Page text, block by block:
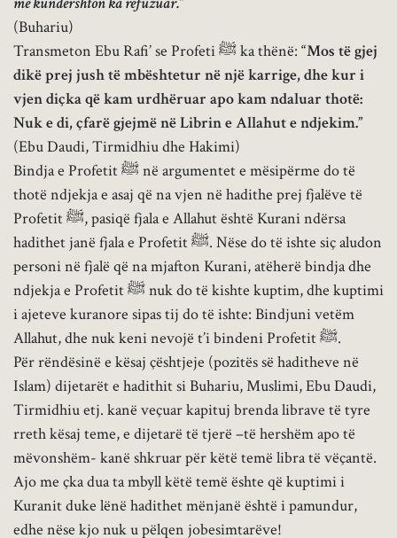
(Buhariu)
Transmeton Ebu Rafi’ se Profeti ﷺ ka thënë: “Mos të gjej
dikë prej jush të mbështetur në një karrige, dhe kur i
vjen diçka që kam urdhëruar apo kam ndaluar thotë:
Nuk e di, çfarë gjejmë në Librin e Allahut e ndjekim.”
(Ebu Daudi, Tirmidhiu dhe Hakimi)
Bindja e Profetit ﷺ në argumentet e mësipërme do të
thotë ndjekja e asaj që na vjen në hadithe prej fjalëve të
Profetit ﷺ, pasiqë fjala e Allahut është Kurani ndërsa
hadithet janë fjala e Profetit ﷺ. Nëse do të ishte siç aludon
personi në fjalë që na mjafton Kurani, atëherë bindja dhe
ndjekja e Profetit ﷺ nuk do të kishte kuptim, dhe kuptimi
i ajeteve kuranore sipas tij do të ishte: Bindjuni vetëm
Allahut, dhe nuk keni nevojë t’i bindeni Profetit ﷺ.
Për rëndësinë e kësaj çështjeje (pozitës së haditheve në
Islam) dijetarët e hadithit si Buhariu, Muslimi, Ebu Daudi,
Tirmidhiu etj. kanë veçuar kapituj brenda librave të tyre
rreth kësaj teme, e dijetarë të tjerë –të hershëm apo të
mëvonshëm- kanë shkruar për këtë temë libra të vëçantë.
Ajo me çka dua ta mbyll këtë temë ështe që kuptimi i
Kuranit duke lënë hadithet mënjanë është i pamundur,
edhe nëse kjo nuk u pëlqen jobesimtarëve!